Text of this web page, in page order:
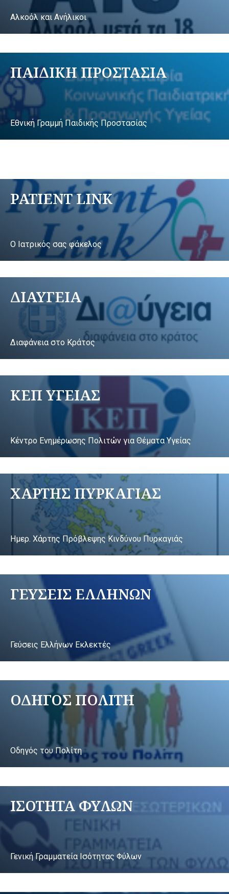
Αλκοόλ και Ανήλικοι
ΠΑΙΔΙΚΗ ΠΡΟΣΤΑΣΙΑ
Εθνική Γραμμή Παιδικής Προστασίας
PATIENT LINK
Ο Ιατρικός σας φάκελος
ΔΙΑΥΓΕΙΑ
Διαφάνεια στο Κράτος
ΚΕΠ ΥΓΕΙΑΣ
Κέντρο Ενημέρωσης Πολιτών για Θέματα Υγείας
ΧΑΡΤΗΣ ΠΥΡΚΑΓΙΑΣ
Ημερ. Χάρτης Πρόβλεψης Κινδύνου Πυρκαγιάς
ΓΕΥΣΕΙΣ ΕΛΛΗΝΩΝ
Γεύσεις Ελλήνων Εκλεκτές
ΟΔΗΓΟΣ ΠΟΛΙΤΗ
Οδηγός του Πολίτη
ΙΣΟΤΗΤΑ ΦΥΛΩΝ
Γενική Γραμματεία Ισότητας Φύλων